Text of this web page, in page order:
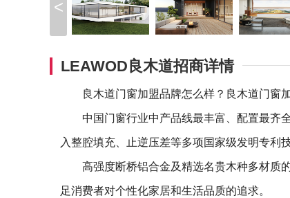
<
LEAWOD良木道招商详情
良木道门窗加盟品牌怎么样？良木道门窗
中国门窗行业中产品线最丰富、配置最齐
入整腔填充、止逆压差等多项国家级发明专利
高强度断桥铝合金及精选名贵木种多材质
足消费者对个性化家居和生活品质的追求。